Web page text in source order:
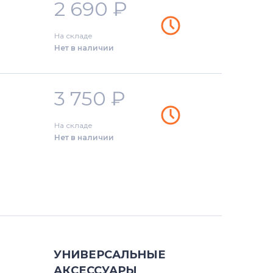
2 690 ₽
На складе
Нет в наличии
3 750 ₽
На складе
Нет в наличии
УНИВЕРСАЛЬНЫЕ